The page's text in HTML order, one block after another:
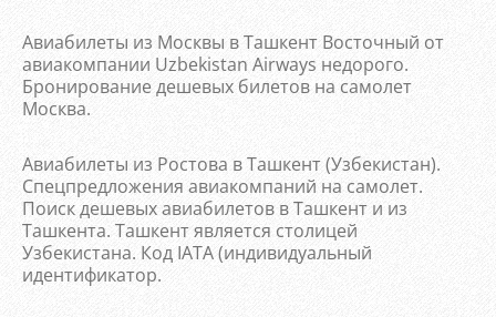
Авиабилеты из Москвы в Ташкент Восточный от
авиакомпании Uzbekistan Airways недорого.
Бронирование дешевых билетов на самолет
Москва.
Авиабилеты из Ростова в Ташкент (Узбекистан).
Спецпредложения авиакомпаний на самолет.
Поиск дешевых авиабилетов в Ташкент и из
Ташкента. Ташкент является столицей
Узбекистана. Код IATA (индивидуальный
идентификатор.